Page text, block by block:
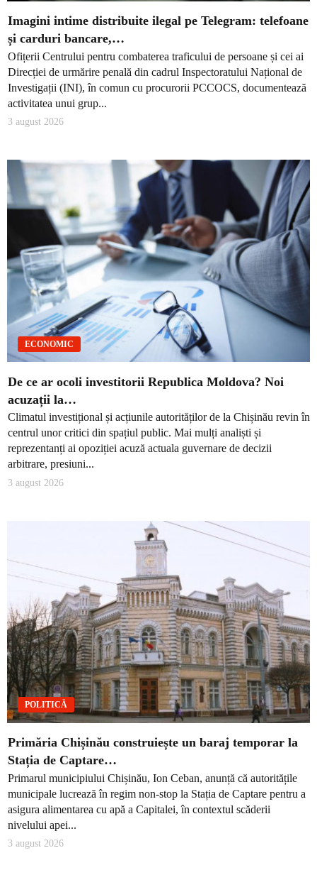
Imagini intime distribuite ilegal pe Telegram: telefoane
și carduri bancare,…
Ofițerii Centrului pentru combaterea traficului de persoane și cei ai
Direcției de urmărire penală din cadrul Inspectoratului Național de
Investigații (INI), în comun cu procurorii PCCOCS, documentează
activitatea unui grup...
3 august 2026
ECONOMIC
De ce ar ocoli investitorii Republica Moldova? Noi
acuzații la…
Climatul investițional și acțiunile autorităților de la Chișinău revin în
centrul unor critici din spațiul public. Mai mulți analiști și
reprezentanți ai opoziției acuză actuala guvernare de decizii
arbitrare, presiuni...
3 august 2026
POLITICĂ
Primăria Chișinău construiește un baraj temporar la
Stația de Captare…
Primarul municipiului Chișinău, Ion Ceban, anunță că autoritățile
municipale lucrează în regim non-stop la Stația de Captare pentru a
asigura alimentarea cu apă a Capitalei, în contextul scăderii
nivelului apei...
3 august 2026